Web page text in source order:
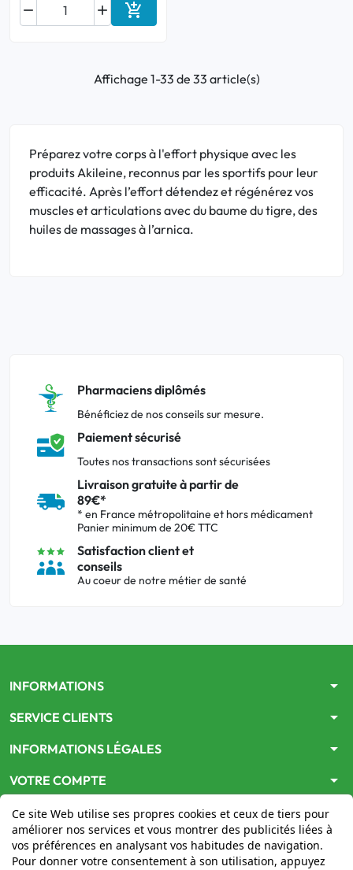

 Ajouter au panier
Affichage 1-33 de 33 article(s)
Préparez votre corps à l'effort physique avec les
produits Akileine, reconnus par les sportifs pour leur
efficacité. Après l’effort détendez et régénérez vos
muscles et articulations avec du baume du tigre, des
huiles de massages à l’arnica.
Pharmaciens diplômés
Bénéficiez de nos conseils sur mesure.
Paiement sécurisé
Toutes nos transactions sont sécurisées
Livraison gratuite à partir de
89€*
* en France métropolitaine et hors médicament
Panier minimum de 20€ TTC
Satisfaction client et
conseils
Au coeur de notre métier de santé
INFORMATIONS arrow_drop_down
SERVICE CLIENTS arrow_drop_down
INFORMATIONS LÉGALES arrow_drop_down
VOTRE COMPTE arrow_drop_down
Ce site Web utilise ses propres cookies et ceux de tiers pour
améliorer nos services et vous montrer des publicités liées à
vos préférences en analysant vos habitudes de navigation.
Pour donner votre consentement à son utilisation, appuyez